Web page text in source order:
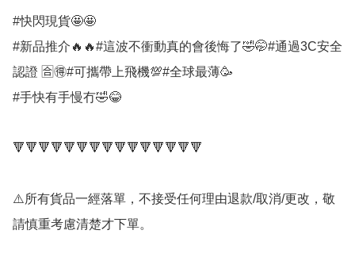
#快閃現貨🤩🤩
#新品推介🔥🔥#這波不衝動真的會後悔了🤣🤭#通過3C安全
認證 🈴🉐#可攜帶上飛機💯#全球最薄🥳
#手快有手慢冇🤣😂
🔻🔻🔻🔻🔻🔻🔻🔻🔻🔻🔻🔻🔻🔻🔻
⚠️所有貨品一經落單，不接受任何理由退款/取消/更改，敬
請慎重考慮清楚才下單。